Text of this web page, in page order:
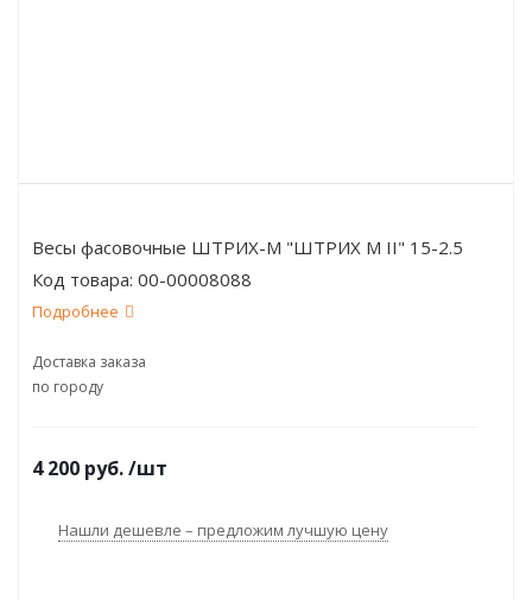
Весы фасовочные ШТРИХ-М "ШТРИХ M II" 15-2.5
Код товара: 00-00008088
Подробнее
Доставка заказа
по городу
4 200 руб./шт
Нашли дешевле – предложим лучшую цену